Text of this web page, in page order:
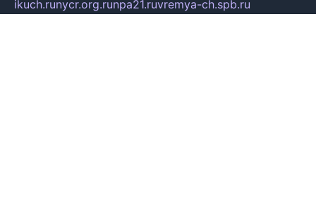
ikuch.runycr.org.runpa21.ruvremya-ch.spb.ru